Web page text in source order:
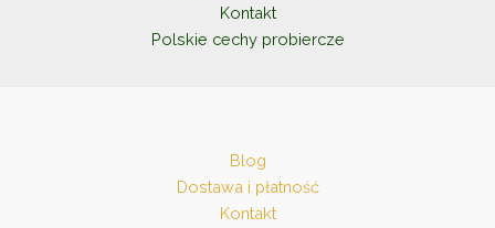
Kontakt
Polskie cechy probiercze
Blog
Dostawa i płatność
Kontakt